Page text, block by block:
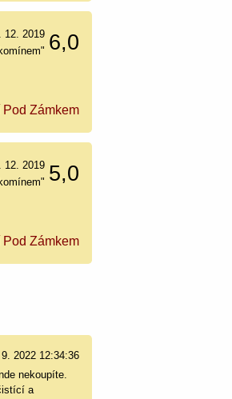
6,0
12. 2019
Pod Zámkem
5,0
12. 2019
Pod Zámkem
2022 12:34:36
nekoupíte.
a